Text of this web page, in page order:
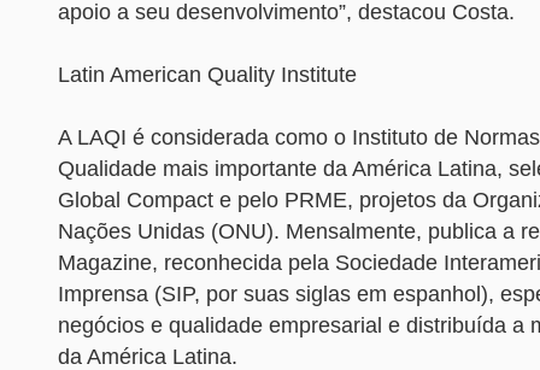
apoio a seu desenvolvimento”, destacou Costa.
Latin American Quality Institute
A LAQI é considerada como o Instituto de
Qualidade mais importante da América Latina,
Global Compact e pelo PRME, projetos da
Nações Unidas (ONU). Mensalmente, publica a
Magazine, reconhecida pela Sociedade
Imprensa (SIP, por suas siglas em espanhol),
negócios e qualidade empresarial e distribuída a
da América Latina.